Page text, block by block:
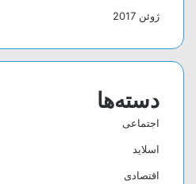
ژوئن 2017
دسته‌ها
اجتماعی
اسلاید
اقتصادی